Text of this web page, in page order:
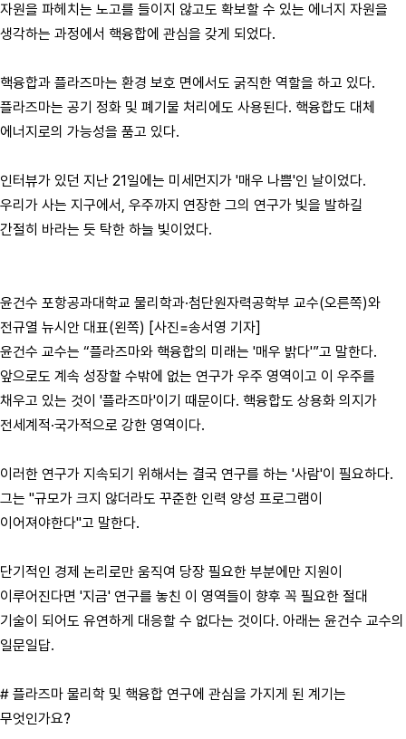
자원을 파헤치는 노고를 들이지 않고도 확보할 수 있는 에너지 자원을
생각하는 과정에서 핵융합에 관심을 갖게 되었다.
핵융합과 플라즈마는 환경 보호 면에서도 굵직한 역할을 하고 있다.
플라즈마는 공기 정화 및 폐기물 처리에도 사용된다. 핵융합도 대체
에너지로의 가능성을 품고 있다.
인터뷰가 있던 지난 21일에는 미세먼지가 '매우 나쁨'인 날이었다.
우리가 사는 지구에서, 우주까지 연장한 그의 연구가 빛을 발하길
간절히 바라는 듯 탁한 하늘 빛이었다.
윤건수 포항공과대학교 물리학과·첨단원자력공학부 교수(오른쪽)와
전규열 뉴시안 대표(왼쪽) [사진=송서영 기자]
윤건수 교수는 “플라즈마와 핵융합의 미래는 '매우 밝다'”고 말한다.
앞으로도 계속 성장할 수밖에 없는 연구가 우주 영역이고 이 우주를
채우고 있는 것이 '플라즈마'이기 때문이다. 핵융합도 상용화 의지가
전세계적·국가적으로 강한 영역이다.
이러한 연구가 지속되기 위해서는 결국 연구를 하는 '사람'이 필요하다.
그는 "규모가 크지 않더라도 꾸준한 인력 양성 프로그램이
이어져야한다"고 말한다.
단기적인 경제 논리로만 움직여 당장 필요한 부분에만 지원이
이루어진다면 '지금' 연구를 놓친 이 영역들이 향후 꼭 필요한 절대
기술이 되어도 유연하게 대응할 수 없다는 것이다. 아래는 윤건수 교수의
일문일답.
# 플라즈마 물리학 및 핵융합 연구에 관심을 가지게 된 계기는
무엇인가요?